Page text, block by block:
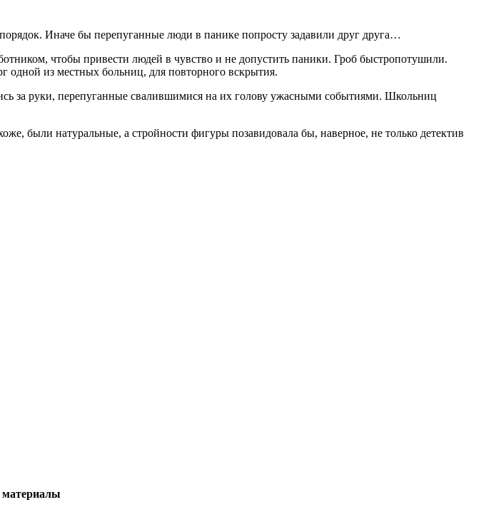
Иначе бы перепуганные люди в панике попросту задавили друг друга…
чтобы привести людей в чувство и не допустить паники. Гроб быстропотушили.
одной из местных больниц, для повторного вскрытия.
за руки, перепуганные свалившимися на их голову ужасными событиями. Школьниц
были натуральные, а стройности фигуры позавидовала бы, наверное, не только детектив